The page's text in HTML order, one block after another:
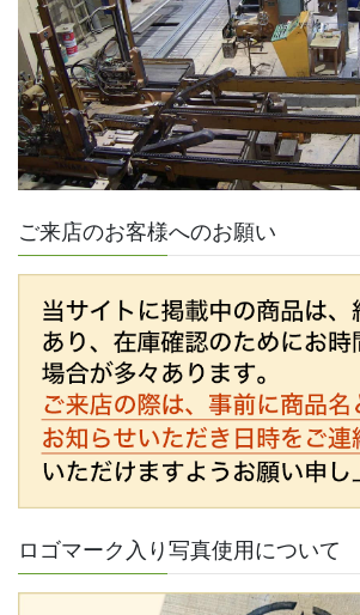
ご来店のお客様へのお願い
ロゴマーク入り写真使用について